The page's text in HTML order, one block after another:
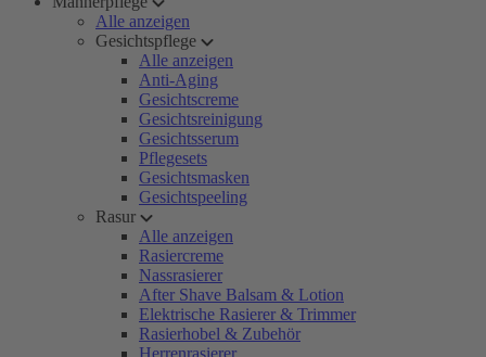
Alle anzeigen
Gesichtspflege
Alle anzeigen
Anti-Aging
Gesichtscreme
Gesichtsreinigung
Gesichtsserum
Pflegesets
Gesichtsmasken
Gesichtspeeling
Rasur
Alle anzeigen
Rasiercreme
Nassrasierer
After Shave Balsam & Lotion
Elektrische Rasierer & Trimmer
Rasierhobel & Zubehör
Herrenrasierer